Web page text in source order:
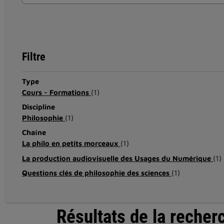
Filtre
Type
Cours - Formations (1)
Discipline
Philosophie (1)
Chaîne
La philo en petits morceaux (1)
La production audiovisuelle des Usages du Numérique (1)
Questions clés de philosophie des sciences (1)
Résultats de la